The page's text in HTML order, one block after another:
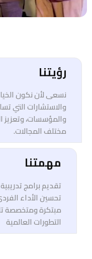
رؤيتنا
نسعى لأن نكون
والاستشارات التي
والمؤسسات، وتعزيز
مختلف المجالات.
مهمتنا
تقديم برامج
تحسين الأداء
مبتكرة ومتخصصة
التطورات العالمية